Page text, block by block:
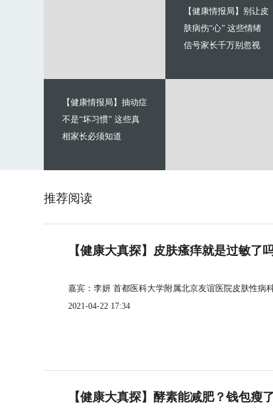
【健康情报局】别让皮
肤病伤“心” 这些情绪
信号家长千万别忽视
【健康情报局】抽动症
不是“坏习惯” 这些真
相家长必须知道
推荐阅读
【健康大真探】皮肤瘙痒就是过敏了
嘉宾：李妍 首都医科大学附属北京友谊医院皮肤性病
2021-04-22 17:34
【健康大真探】酵素能减肥？钱包瘦